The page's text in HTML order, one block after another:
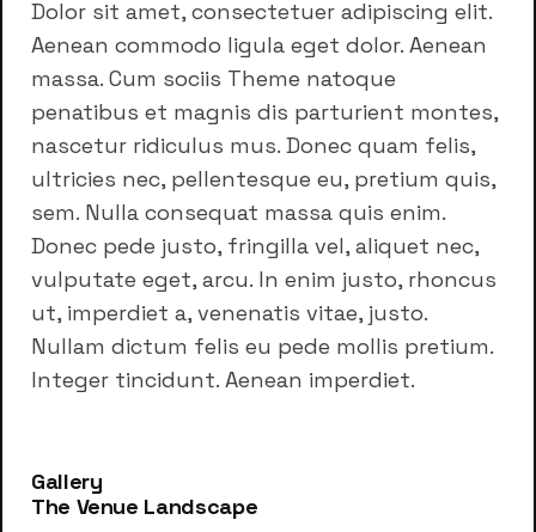
Dolor sit amet, consectetuer adipiscing elit.
Aenean commodo ligula eget dolor. Aenean
massa. Cum sociis Theme natoque
penatibus et magnis dis parturient montes,
nascetur ridiculus mus. Donec quam felis,
ultricies nec, pellentesque eu, pretium quis,
sem. Nulla consequat massa quis enim.
Donec pede justo, fringilla vel, aliquet nec,
vulputate eget, arcu. In enim justo, rhoncus
ut, imperdiet a, venenatis vitae, justo.
Nullam dictum felis eu pede mollis pretium.
Integer tincidunt. Aenean imperdiet.
Gallery
The Venue Landscape